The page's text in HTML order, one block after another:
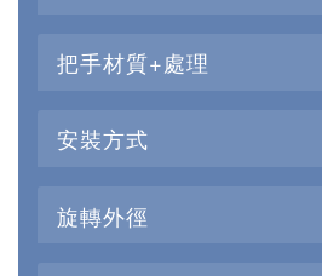
把手材質+處理
安裝方式
旋轉外徑